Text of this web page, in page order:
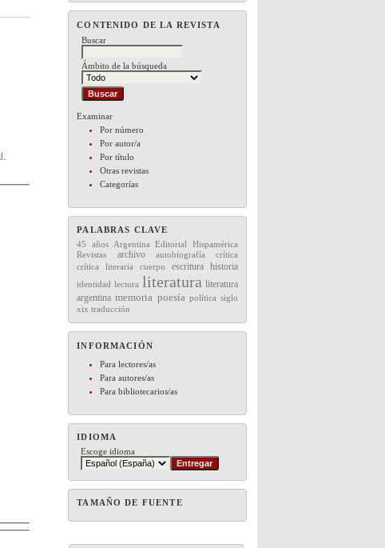
CONTENIDO DE LA REVISTA
Buscar
Ámbito de la búsqueda
Examinar
Por número
Por autor/a
Por título
Otras revistas
Categorías
PALABRAS CLAVE
45 años
Argentina Editorial
Hispamérica
Revistas
archivo autobiografía crítica
crítica literaria cuerpo escritura historia
identidad lectura literatura literatura
argentina memoria poesía política siglo
xix traducción
INFORMACIÓN
Para lectores/as
Para autores/as
Para bibliotecarios/as
IDIOMA
Escoge idioma
TAMAÑO DE FUENTE